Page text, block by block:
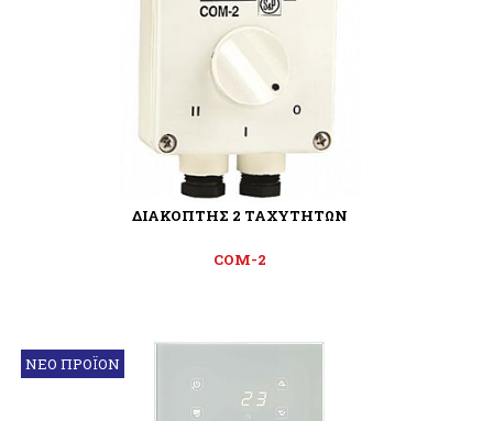
ΔΙΑΚΟΠΤΗΣ 2 ΤΑΧΥΤΗΤΩΝ
COM-2
ΝΕΟ ΠΡΟΪΟΝ